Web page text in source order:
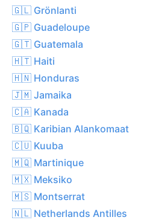
🇬🇱 Grönlanti
🇬🇵 Guadeloupe
🇬🇹 Guatemala
🇭🇹 Haiti
🇭🇳 Honduras
🇯🇲 Jamaika
🇨🇦 Kanada
🇧🇶 Karibian Alankomaat
🇨🇺 Kuuba
🇲🇶 Martinique
🇲🇽 Meksiko
🇲🇸 Montserrat
🇳🇱 Netherlands Antilles